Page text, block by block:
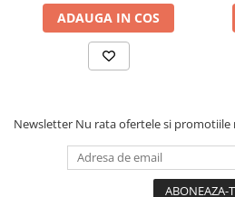
Baterii AA (neincluse),
Portabil, din ABS, 12.8 x 9.6
x 3 cm, Utilizare de la 9
Saptamani, Roz
ADAUGA IN COS
Newsletter Nu rata ofertele si promotiile